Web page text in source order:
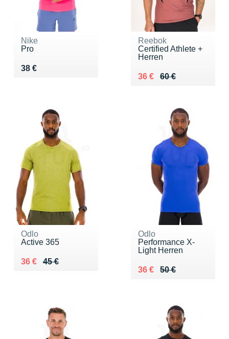
Nike
Pro
38 €
Vendu 38 €
Reebok
Certified Athlete +
Herren
60 €
Au lieu de 60 €
36 €
Vendu 36 €
Odlo
Active 365
45 €
Au lieu de 45 €
36 €
Vendu 36 €
Odlo
Performance X-
Light Herren
50 €
Au lieu de 50 €
36 €
Vendu 36 €